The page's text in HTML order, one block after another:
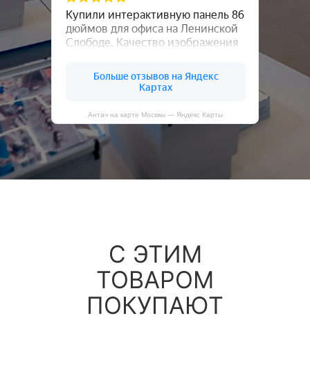
Антач на карте Москвы — Яндекс Карты
С ЭТИМ
ТОВАРОМ
ПОКУПАЮТ